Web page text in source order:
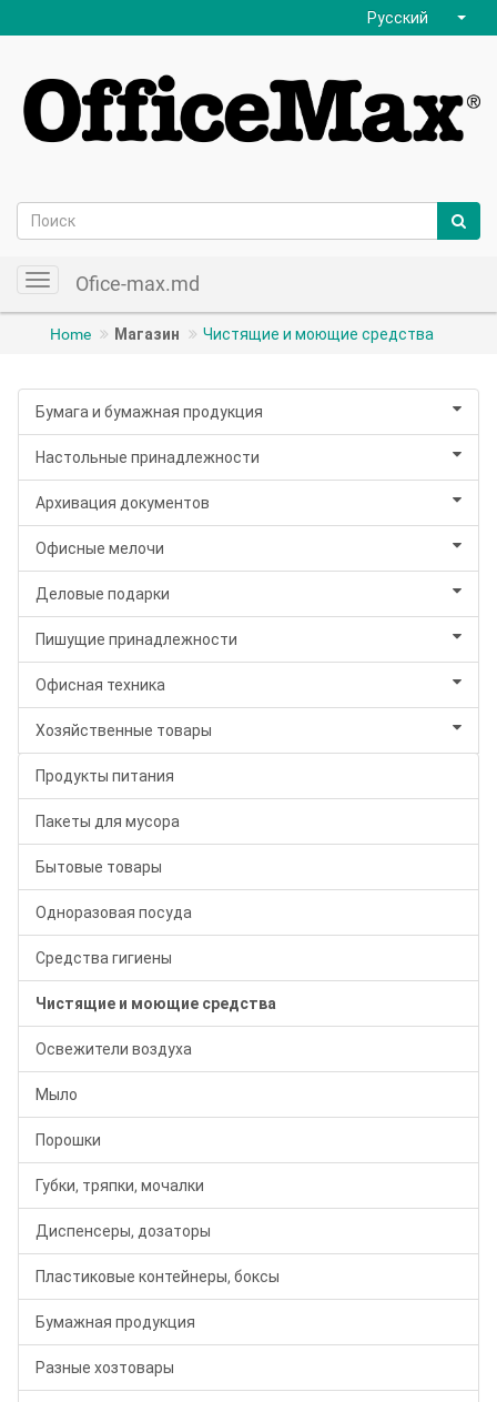
Русский
ToggleOfice-max.md
Home Магазин Чистящие и моющие средства
Бумага и бумажная продукция
Настольные принадлежности
Архивация документов
Офисные мелочи
Деловые подарки
Пишущие принадлежности
Офисная техника
Хозяйственные товары
Продукты питания
Пакеты для мусора
Бытовые товары
Одноразовая посуда
Средства гигиены
Чистящие и моющие средства
Освежители воздуха
Мыло
Порошки
Губки, тряпки, мочалки
Диспенсеры, дозаторы
Пластиковые контейнеры, боксы
Бумажная продукция
Разные хозтовары